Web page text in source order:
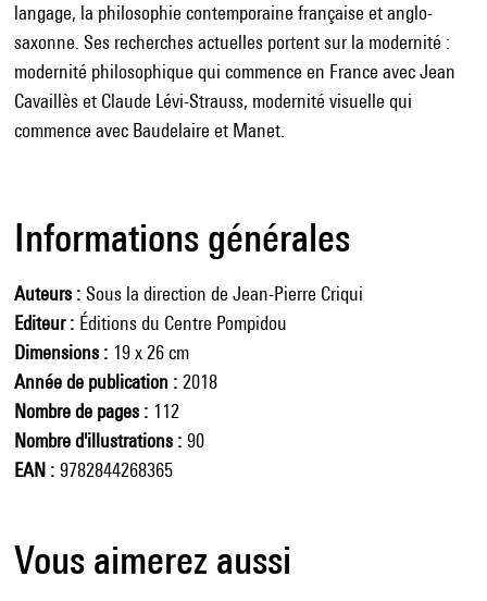
langage, la philosophie contemporaine française et anglo-
saxonne. Ses recherches actuelles portent sur la modernité :
modernité philosophique qui commence en France avec Jean
Cavaillès et Claude Lévi-Strauss, modernité visuelle qui
commence avec Baudelaire et Manet.
Informations générales
Auteurs
Sous la direction de Jean-Pierre Criqui
Editeur
Éditions du Centre Pompidou
Dimensions
19 x 26 cm
Année de publication
2018
Nombre de pages
112
Nombre d'illustrations
90
EAN
9782844268365
Vous aimerez aussi